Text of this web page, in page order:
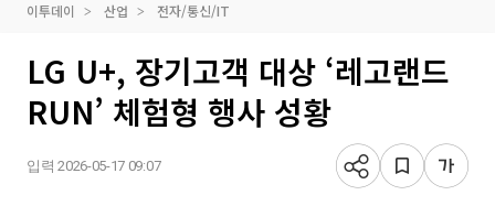
이투데이 산업 전자/통신/IT
LG U+, 장기고객 대상 ‘레고랜드
RUN’ 체험형 행사 성황
입력 2026-05-17 09:07